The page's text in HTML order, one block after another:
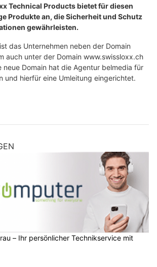
Technical Products bietet für diesen
Produkte an, die Sicherheit und Schutz
gewährleisten.
das Unternehmen neben der Domain
auch unter der Domain www.swissloxx.ch
neue Domain hat die Agentur belmedia für
und hierfür eine Umleitung eingerichtet.
– Ihr persönlicher Technikservice mit